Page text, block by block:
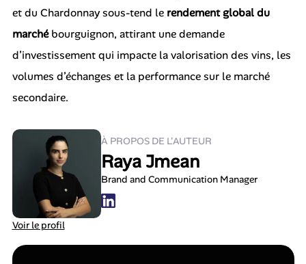
et du Chardonnay sous-tend le rendement global du
marchébourguignon, attirant une demande
d’investissement qui impacte la valorisation des vins, les
volumes d’échanges et la performance sur le marché
secondaire.
À PROPOS DE L'AUTEUR
Raya Jmean
Brand and Communication Manager
Voir le profil